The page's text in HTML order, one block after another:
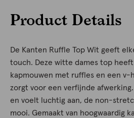
Product Details
De Kanten Ruffle Top Wit geeft
touch. Deze witte dames top
kapmouwen met ruffles en een v-
zorgt voor een verfijnde
en voelt luchtig aan, de non-
mooi. Gemaakt van hoogwaardig